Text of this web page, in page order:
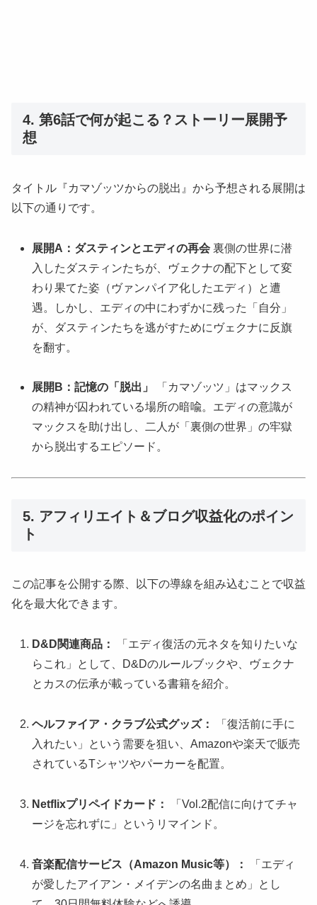
4. 第6話で何が起こる？ストーリー展開予
想
タイトル『カマゾッツからの脱出』から予想される展開は
以下の通りです。
展開A：ダスティンとエディの再会 裏側の世界に潜
入したダスティンたちが、ヴェクナの配下として変
わり果てた姿（ヴァンパイア化したエディ）と遭
遇。しかし、エディの中にわずかに残った「自分」
が、ダスティンたちを逃がすためにヴェクナに反旗
を翻す。
展開B：記憶の「脱出」
「カマゾッツ」はマックス
の精神が囚われている場所の暗喩。エディの意識が
マックスを助け出し、二人が「裏側の世界」の牢獄
から脱出するエピソード。
5. アフィリエイト＆ブログ収益化のポイン
ト
この記事を公開する際、以下の導線を組み込むことで収益
化を最大化できます。
D&D関連商品：
「エディ復活の元ネタを知りたいな
らこれ」として、D&Dのルールブックや、ヴェクナ
とカスの伝承が載っている書籍を紹介。
ヘルファイア・クラブ公式グッズ：
「復活前に手に
入れたい」という需要を狙い、Amazonや楽天で販売
されているTシャツやパーカーを配置。
Netflixプリペイドカード：
「Vol.2配信に向けてチャ
ージを忘れずに」というリマインド。
音楽配信サービス（Amazon Music等）：
「エディ
が愛したアイアン・メイデンの名曲まとめ」とし